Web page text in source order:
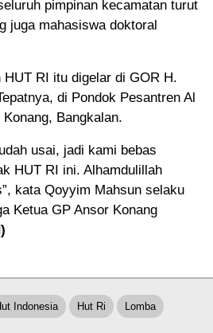
pimpinan kecamatan turut
juga mahasiswa doktoral
HUT RI itu digelar di GOR H.
di Pondok Pesantren Al
Bangkalan.
usai, jadi kami bebas
HUT RI ini. Alhamdulillah
kata Qoyyim Mahsun selaku
Ketua GP Ansor Konang
Indonesia Hut Ri Lomba